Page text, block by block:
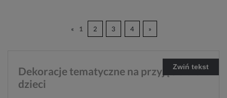
« 1 2 3 4 »
Zwiń tekst
Dekoracje tematyczne na przyjęcia dla
dzieci